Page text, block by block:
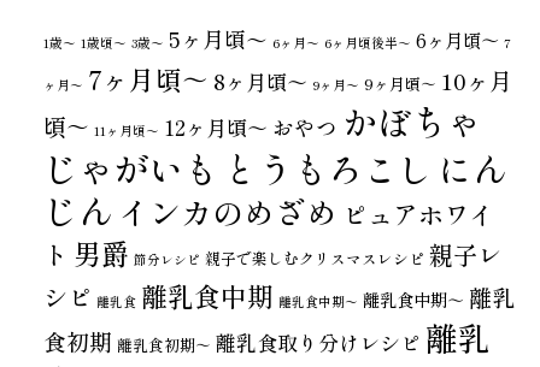
1歳〜 1歳頃～ 3歳〜 5ヶ月頃～ 6ヶ月〜 6ヶ月頃後半～ 6ヶ月頃～ 7
ヶ月〜 7ヶ月頃～ 8ヶ月頃～ 9ヶ月〜 9ヶ月頃～ 10ヶ月
頃～ 11ヶ月頃～ 12ヶ月頃～ おやつ かぼちゃ
じゃがいも とうもろこし にん
じん インカのめざめ ピュアホワイ
ト 男爵 節分レシピ 親子で楽しむクリスマスレシピ 親子レ
シピ 離乳食 離乳食中期 離乳食中期〜 離乳食中期～ 離乳
食初期 離乳食初期～ 離乳食取り分けレシピ 離乳